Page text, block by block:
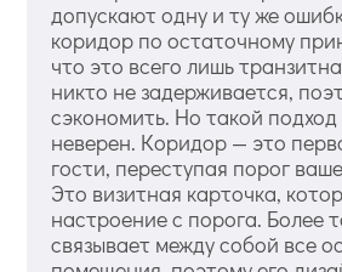
допускают одну и ту же
коридор по остаточному
что это всего лишь
никто не задерживается,
сэкономить. Но такой подход
неверен. Коридор — это
гости, переступая порог
Это визитная карточка,
настроение с порога. Более
связывает между собой все